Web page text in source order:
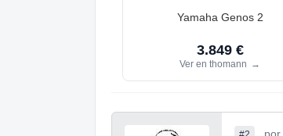
Yamaha Genos 2
3.849 €
Ver en thomann →
por